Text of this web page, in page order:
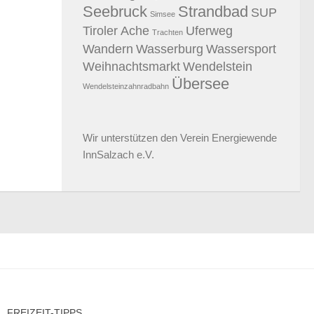
Seebruck Simsee Strandbad SUP
Tiroler Ache Trachten Uferweg
Wandern Wasserburg Wassersport
Weihnachtsmarkt Wendelstein
Wendelsteinzahnradbahn Übersee
Wir unterstützen den Verein Energiewende
InnSalzach e.V.